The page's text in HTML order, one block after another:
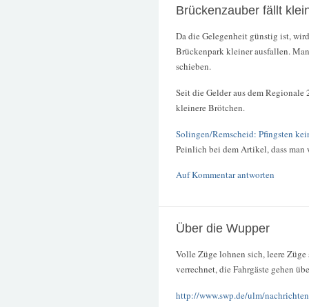
Brückenzauber fällt
Da die Gelegenheit günstig ist,
Brückenpark kleiner ausfallen.
schieben.
Seit die Gelder aus dem
kleinere Brötchen.
Solingen/Remscheid: Pfingsten
Peinlich bei dem Artikel, dass
Auf Kommentar antworten
Über die Wupper
Volle Züge lohnen sich, leere
verrechnet, die Fahrgäste gehen
http://www.swp.de/ulm/